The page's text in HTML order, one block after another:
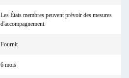
Les États membres peuvent prévoir des mesures
d'accompagnement.
Fournit
6 mois